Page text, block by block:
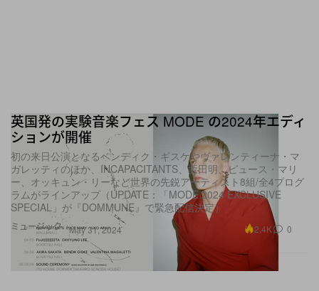
ミュージック
英国発の実験音楽フェス MODE の2024年エディ
ションが開催
初の来日公演となるベンディク・ギスケやヴァレンティーナ・マ
ガレッティのほか、INCAPACITANTS、坂田明、ピュース・マリ
ー、オッキュン・リーなど世界の先鋭アーティスト8組/全4プログ
ラムがラインアップ（UPDATE：「MODE 2024 EXCLUSIVE
SPECIAL」が『DOMMUNE』で緊急配信決定）
May 31, 2024 2.4K 0